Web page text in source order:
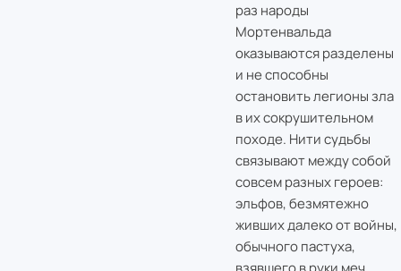
раз народы
Мортенвальда
оказываются разделены
и не способны
остановить легионы зла
в их сокрушительном
походе. Нити судьбы
связывают между собой
совсем разных героев:
эльфов, безмятежно
живших далеко от войны,
обычного пастуха,